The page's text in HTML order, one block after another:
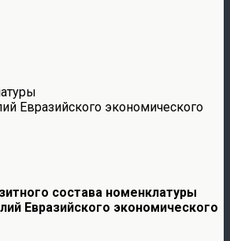
Евразийского экономического
состава номенклатуры
Евразийского экономического